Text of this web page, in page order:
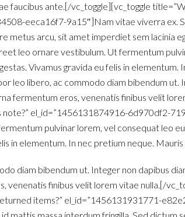
faucibus ante.[/vc_toggle][vc_toggle
eeca16f7-9a15″]Nam vitae viverra ex.
metus arcu, sit amet imperdiet sem lacinia
leo ornare vestibulum. Ut fermentum
Vivamus gravida eu felis in
leo libero, ac commodo diam bibendum ut.
fermentum eros, venenatis finibus velit
el_id=”1456131874916-6d970df2-
pulvinar lorem, vel consequat leo
in elementum. In nec pretium neque.
diam bibendum ut. Integer non dapibus
venenatis finibus velit lorem vitae nulla.[/
items?” el_id=”1456131931771-